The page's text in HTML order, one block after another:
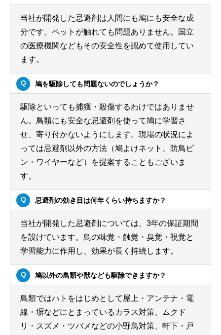
当社が開発した忌避剤は人間にも鳩にも安全な成
分です。ペットが触れても問題ありません。国立
の医療機関などもその安全性を認めて使用してい
ます。
鳩を駆除しても問題ないのでしょうか？
駆除といっても捕獲・殺傷するわけではありませ
ん。鳥類にも安全な忌避剤を使って鳩に学習さ
せ、寄り付かないようにします。現場の状況によ
っては忌避剤以外の方法（鳩よけネット、防鳥ピ
ン・ワイヤーなど）を提案することもございま
す。
忌避剤の効き目は何年くらい持ちますか？
当社が開発した忌避剤については、3年の保証期間
を設けています。鳥の味覚・触覚・臭覚・視覚と
学習能力に作用し、効果が長く持続します。
鳩以外の鳥類や獣なども駆除できますか？
鳥類ではハトをはじめとして屋上・アンテナ・電
線・塀などにとまっているカラス対策、ムクド
リ・スズメ・ツバメなどの小野鳥対策、軒下・戸